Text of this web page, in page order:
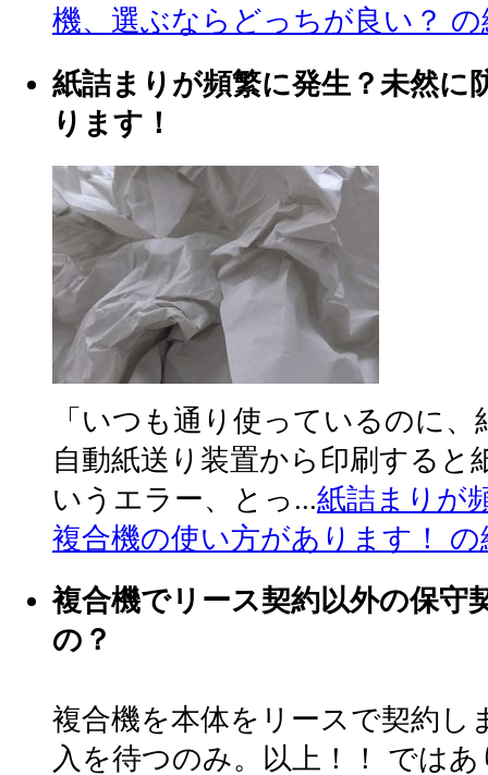
機、選ぶならどっちが良い？
紙詰まりが頻繁に発生？未然に
ります！
「いつも通り使っているのに
自動紙送り装置から印刷すると
いうエラー、とっ...紙詰まりが
複合機の使い方があります！
複合機でリース契約以外の保守
の？
複合機を本体をリースで契約し
入を待つのみ。以上！！ では